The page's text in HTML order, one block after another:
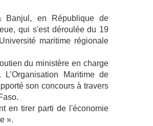
Banjul, en République de
qui s'est déroulée du 19
maritime régionale
du ministère en charge
Maritime de
son concours à travers
en tirer parti de l'économie
».